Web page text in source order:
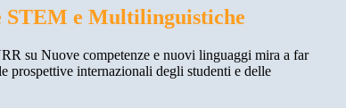
STEM e Multilinguistiche
su Nuove competenze e nuovi linguaggi mira a far
prospettive internazionali degli studenti e delle